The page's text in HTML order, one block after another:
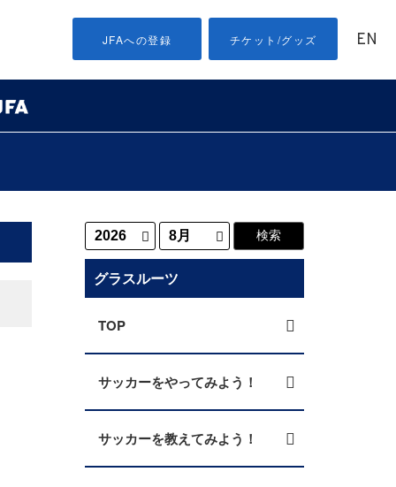
JFAへの登録 チケット/グッズ EN
グラスルーツ
TOP
サッカーをやってみよう！
サッカーを教えてみよう！